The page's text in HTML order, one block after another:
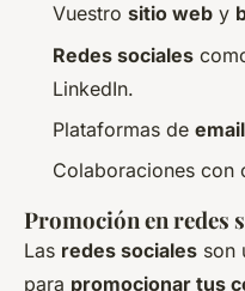
Vuestro sitio web y
Redes sociales
LinkedIn.
Plataformas de
Colaboraciones con
Promoción en redes
Las redes sociales son
para promocionar tus